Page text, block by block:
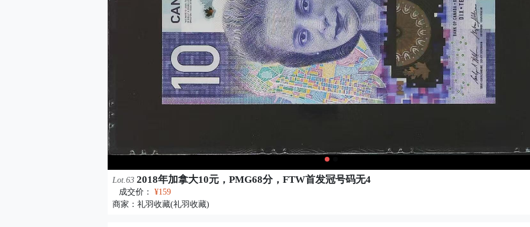
Lot.63 2018年加拿大10元，PMG68分，FTW首发冠号码无4
成交价： ¥159
商家： 礼羽收藏(礼羽收藏)